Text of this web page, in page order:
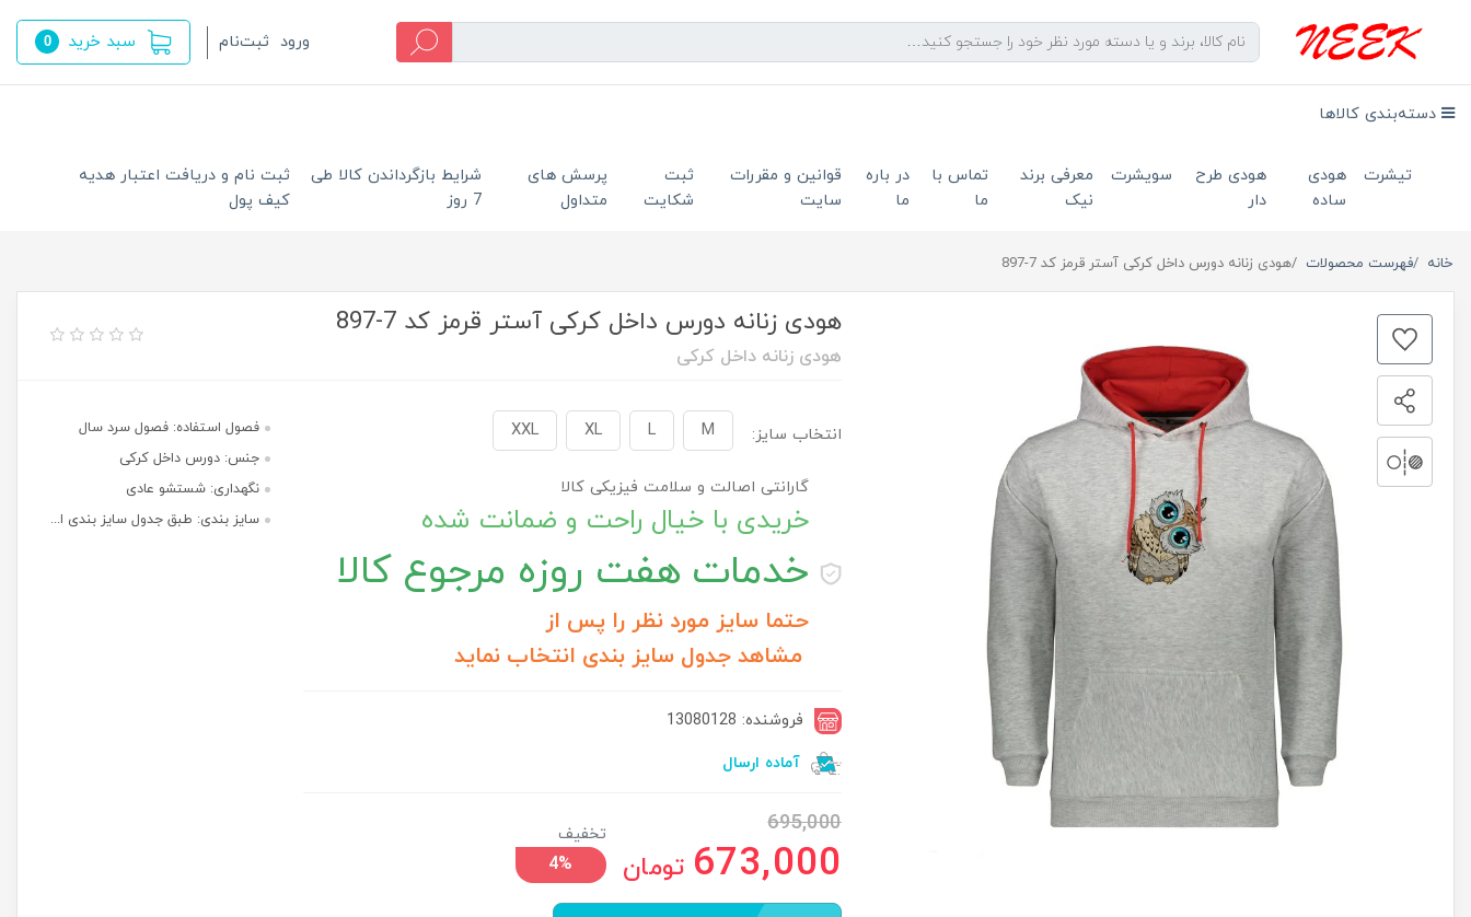
ورود ثبت‌نام سبد خرید 0
دسته‌بندی کالاها
تیشرت
هودی
ساده
هودی طرح
دار
سویشرت
معرفی برند
نیک
تماس با
ما
در باره
ما
قوانین و مقررات
سایت
ثبت
شکایت
پرسش های
متداول
شرایط بازگرداندن کالا طی
7 روز
ثبت نام و دریافت اعتبار هدیه
کیف پول
خانه فهرست محصولات هودی زنانه دورس داخل کرکی آستر قرمز کد 7-897
هودی زنانه دورس داخل کرکی آستر قرمز کد 7-897
هودی زنانه داخل کرکی
انتخاب سایز: M
L
XL
XXL
گارانتی اصالت و سلامت فیزیکی کالا
خریدی با خیال راحت و ضمانت شده
خدمات هفت روزه مرجوع کالا
حتما سایز مورد نظر را پس از
مشاهد جدول سایز بندی انتخاب نماید
فروشنده: 13080128
آماده ارسال
695,000
673,000 تومان
تخفیف
4%
فصول استفاده: فصول سرد سال
جنس: دورس داخل کرکی
نگهداری: شستشو عادی
سایز بندی: طبق جدول سایز بندی ا...